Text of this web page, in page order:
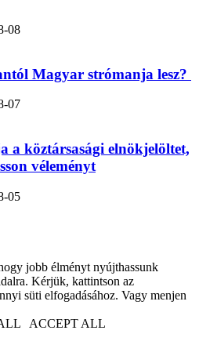
08
Magyar strómanja lesz?
07
köztársasági elnökjelöltet,
véleményt
05
jobb élményt nyújthassunk
Kérjük, kattintson az
süti elfogadásához. Vagy menjen
ACCEPT ALL